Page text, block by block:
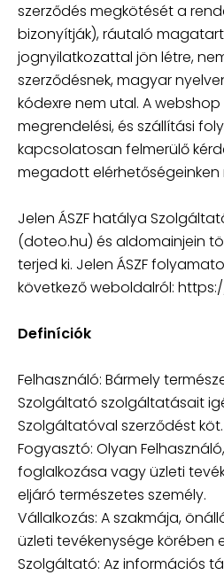
szerződés megkötését a
bizonyítják), ráutaló
jognyilatkozattal jön létre,
szerződésnek, magyar
kódexre nem utal. A
megrendelési, és szállítási
kapcsolatosan felmerülő
megadott elérhetőségeinken
Jelen ÁSZF hatálya
(doteo.hu) és aldomainjein
terjed ki. Jelen ÁSZF
következő weboldalról:
Definíciók
Felhasználó: Bármely
Szolgáltató szolgáltatásait
Szolgáltatóval szerződést köt.
Fogyasztó: Olyan
foglalkozása vagy üzleti
eljáró természetes személy.
Vállalkozás: A szakmája,
üzleti tevékenysége körében
Szolgáltató: Az információs